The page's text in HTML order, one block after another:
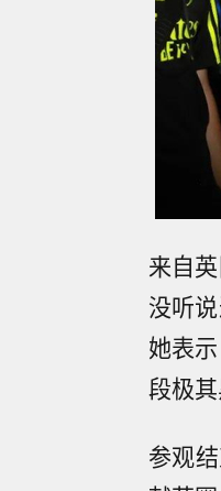
来自
没听
她表
段极
参观